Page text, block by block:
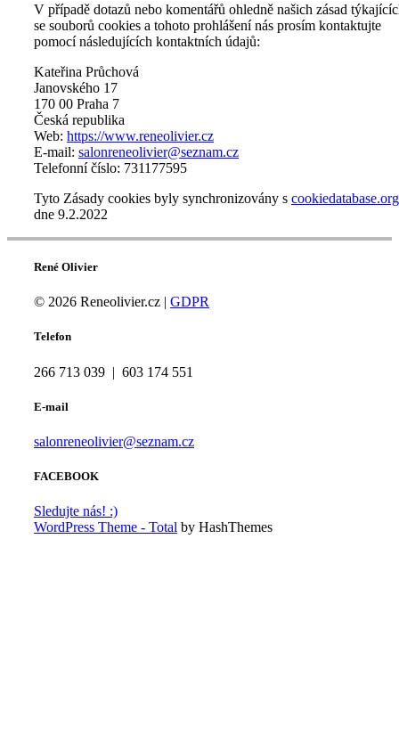
V případě dotazů nebo komentářů ohledně našich zásad
se souborů cookies a tohoto prohlášení nás prosím kontaktujte
pomocí následujících kontaktních údajů:
Kateřina Průchová
Janovského 17
170 00 Praha 7
Česká republika
Web: https://www.reneolivier.cz
E-mail: salonreneolivier@seznam.cz
Telefonní číslo: 731177595
Tyto Zásady cookies byly synchronizovány s cookiedatabase.org
dne 9.2.2022
René Olivier
© 2026 Reneolivier.cz | GDPR
Telefon
266 713 039 | 603 174 551
E-mail
salonreneolivier@seznam.cz
FACEBOOK
Sledujte nás! :)
WordPress Theme - Total by HashThemes